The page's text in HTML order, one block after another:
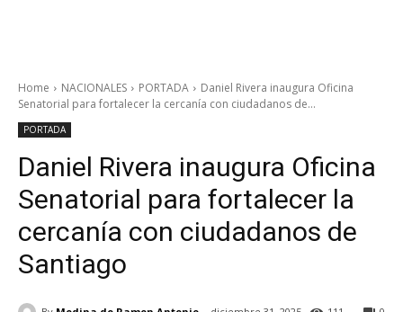
Home NACIONALES PORTADA
Daniel Rivera inaugura Oficina
Senatorial para fortalecer la cercanía con ciudadanos de...
PORTADA
Daniel Rivera inaugura Oficina
Senatorial para fortalecer la
cercanía con ciudadanos de
Santiago